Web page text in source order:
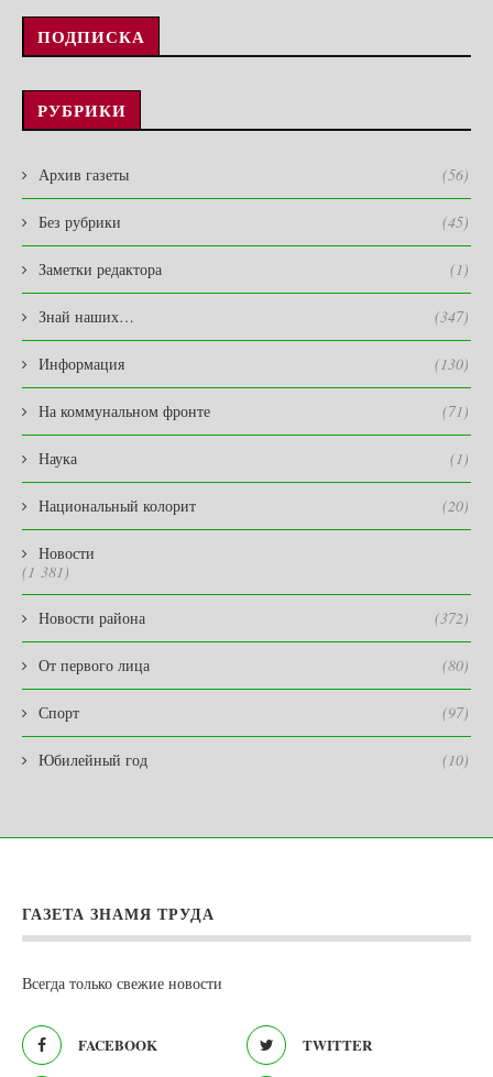
ПОДПИСКА
РУБРИКИ
Архив газеты (56)
Без рубрики (45)
Заметки редактора (1)
Знай наших… (347)
Информация (130)
На коммунальном фронте (71)
Наука (1)
Национальный колорит (20)
Новости
(1 381)
Новости района (372)
От первого лица (80)
Спорт (97)
Юбилейный год (10)
ГАЗЕТА ЗНАМЯ ТРУДА
Всегда только свежие новости
FACEBOOK TWITTER